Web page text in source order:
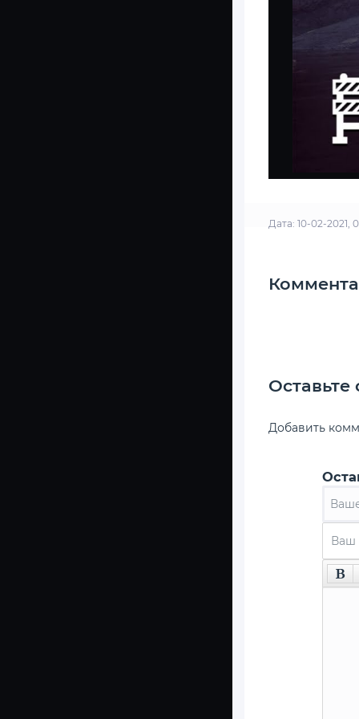
Дата: 10-02-2021,
Добавить